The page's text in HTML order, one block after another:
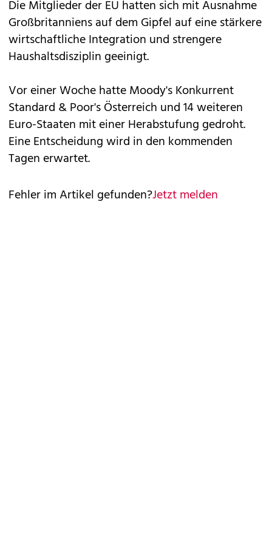
Die Mitglieder der EU hatten sich mit Ausnahme
Großbritanniens auf dem Gipfel auf eine stärkere
wirtschaftliche Integration und strengere
Haushaltsdisziplin geeinigt.
Vor einer Woche hatte Moody's Konkurrent
Standard & Poor's Österreich und 14 weiteren
Euro-Staaten mit einer Herabstufung gedroht.
Eine Entscheidung wird in den kommenden
Tagen erwartet.
Fehler im Artikel gefunden?Jetzt melden